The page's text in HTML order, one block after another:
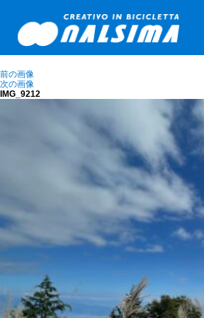
前の画像
次の画像
IMG_9212